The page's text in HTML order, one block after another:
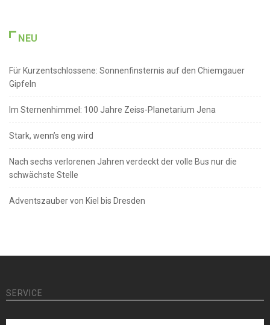
NEU
Für Kurzentschlossene: Sonnenfinsternis auf den Chiemgauer
Gipfeln
Im Sternenhimmel: 100 Jahre Zeiss-Planetarium Jena
Stark, wenn’s eng wird
Nach sechs verlorenen Jahren verdeckt der volle Bus nur die
schwächste Stelle
Adventszauber von Kiel bis Dresden
SERVICE